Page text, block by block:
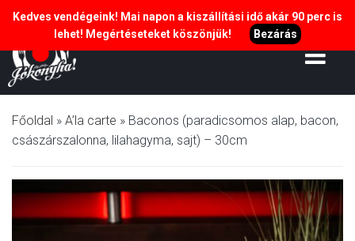
Főoldal » A’la carte » Baconos (paradicsomos alap, bacon,
császárszalonna, lilahagyma, sajt) – 30cm
Kedves vendégeink! Mai napon a kiszállítási idő akár 90 perc is
lehet! Megértéseteket köszönjük!
Bezárás